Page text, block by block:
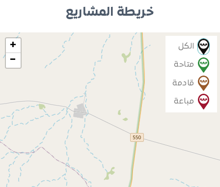
خريطة المشاريع
الكل
متاحة
قادمة
مباعة
+
−